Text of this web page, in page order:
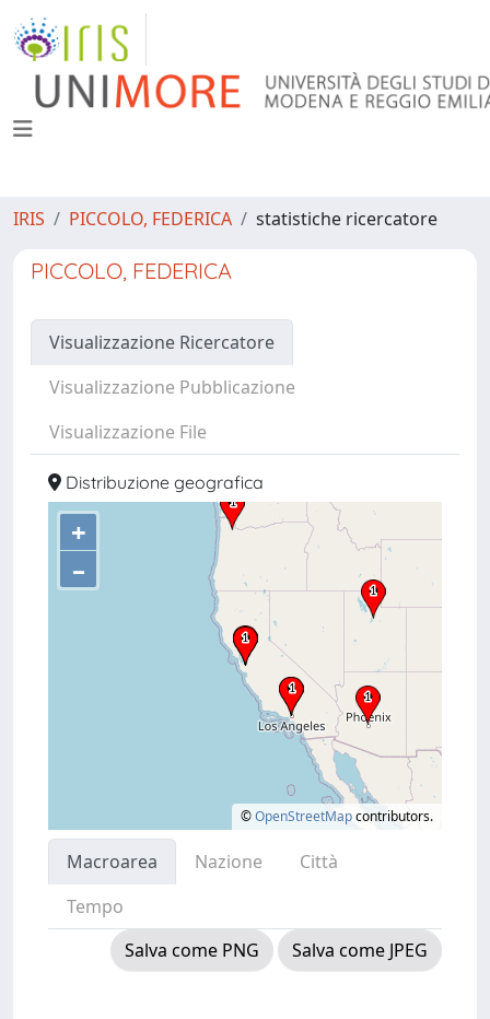
IRIS PICCOLO, FEDERICA statistiche ricercatore
PICCOLO, FEDERICA
Visualizzazione Ricercatore
Visualizzazione Pubblicazione
Visualizzazione File
Distribuzione geografica
+
–
©OpenStreetMapcontributors.
Macroarea Nazione
Città
Tempo
Salva come PNG
Salva come JPEG